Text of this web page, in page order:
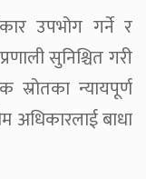
उपभोग गर्ने र
सुनिश्चित गरी
स्रोतका न्यायपूर्ण
अधिकारलाई बाधा